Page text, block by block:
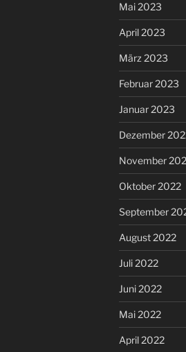
Mai 2023
April 2023
März 2023
Februar 2023
Januar 2023
Dezember
November
Oktober 2022
September
August 2022
Juli 2022
Juni 2022
Mai 2022
April 2022